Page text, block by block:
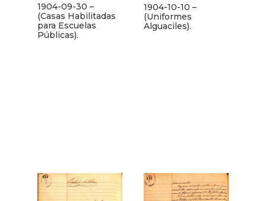
1904-09-30 –
(Casas Habilitadas
para Escuelas
Públicas).
1904-10-10 –
(Uniformes
Alguaciles).